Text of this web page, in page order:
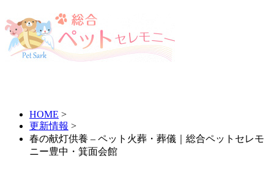
HOME >
更新情報 >
春の献灯供養 – ペット火葬・葬儀｜総合ペットセレモ
ニー豊中・箕面会館